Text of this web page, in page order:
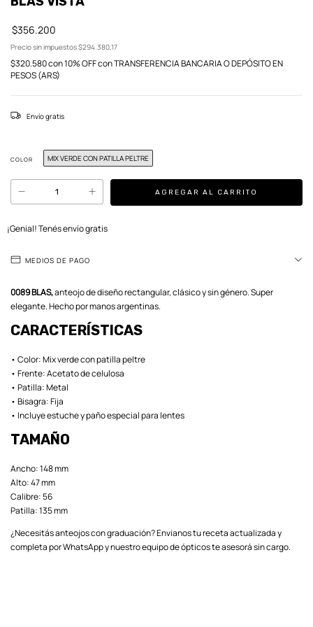
$356.200
Precio sin impuestos$294.380,17
$320.580con10% OFF con TRANSFERENCIA BANCARIA O DEPÓSITO EN
PESOS (ARS)
Envío gratis
COLOR MIX VERDE CON PATILLA PELTRE
¡Genial! Tenés envío gratis
MEDIOS DE PAGO
0089 BLAS,anteojo de diseño rectangular, clásico y sin género. Super
elegante. Hecho por manos argentinas.
CARACTERÍSTICAS
• Color: Mix verde con patilla peltre
• Frente: Acetato de celulosa
• Patilla: Metal
• Bisagra: Fija
• Incluye estuche y paño especial para lentes
TAMAÑO
Ancho: 148 mm
Alto: 47 mm
Calibre: 56
Patilla: 135 mm
¿Necesitás anteojos con graduación? Envianos tu receta actualizada y
completa por WhatsApp y nuestro equipo de ópticos te asesorá sin cargo.